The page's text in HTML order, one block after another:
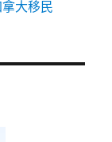
大移民